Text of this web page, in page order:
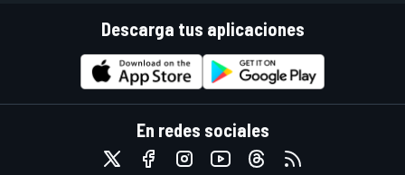
Descarga tus aplicaciones
En redes sociales